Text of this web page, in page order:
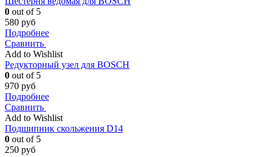
0 out of 5
580 руб
Подробнее
Сравнить
Add to Wishlist
Редукторный узел для BOSCH
0 out of 5
970 руб
Подробнее
Сравнить
Add to Wishlist
Подшипник скольжения D14
0 out of 5
250 руб